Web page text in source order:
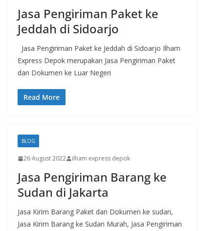
Jasa Pengiriman Paket ke
Jeddah di Sidoarjo
Jasa Pengiriman Paket ke Jeddah di Sidoarjo Ilham
Express Depok merupakan Jasa Pengiriman Paket
dan Dokumen ke Luar Negeri
Read More
BLOG
26 August 2022 ilham express depok
Jasa Pengiriman Barang ke
Sudan di Jakarta
Jasa Kirim Barang Paket dan Dokumen ke sudan,
Jasa Kirim Barang ke Sudan Murah, Jasa Pengiriman